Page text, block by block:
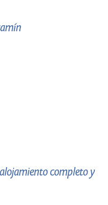
alojamiento completo y